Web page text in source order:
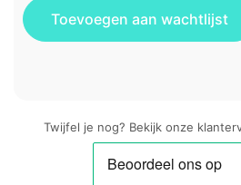
Twijfel je nog? Bekijk onze